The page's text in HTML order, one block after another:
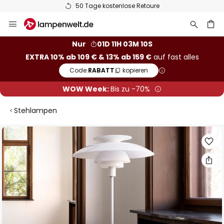
50 Tage kostenlose Retoure
Inhalt
Nur
01D 11H 03M 09S
EXTRA 10% ab 109 € & 13% ab 159 €auf fast alles
Code:RABATT kopieren
WOW Week:Bis zu -70%
Stehlampen
Zum
Ende
der
Bildgalerie
springen